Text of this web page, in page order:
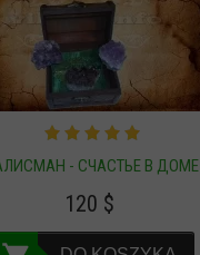
- СЧАСТЬЕ В ДОМЕ
120 $